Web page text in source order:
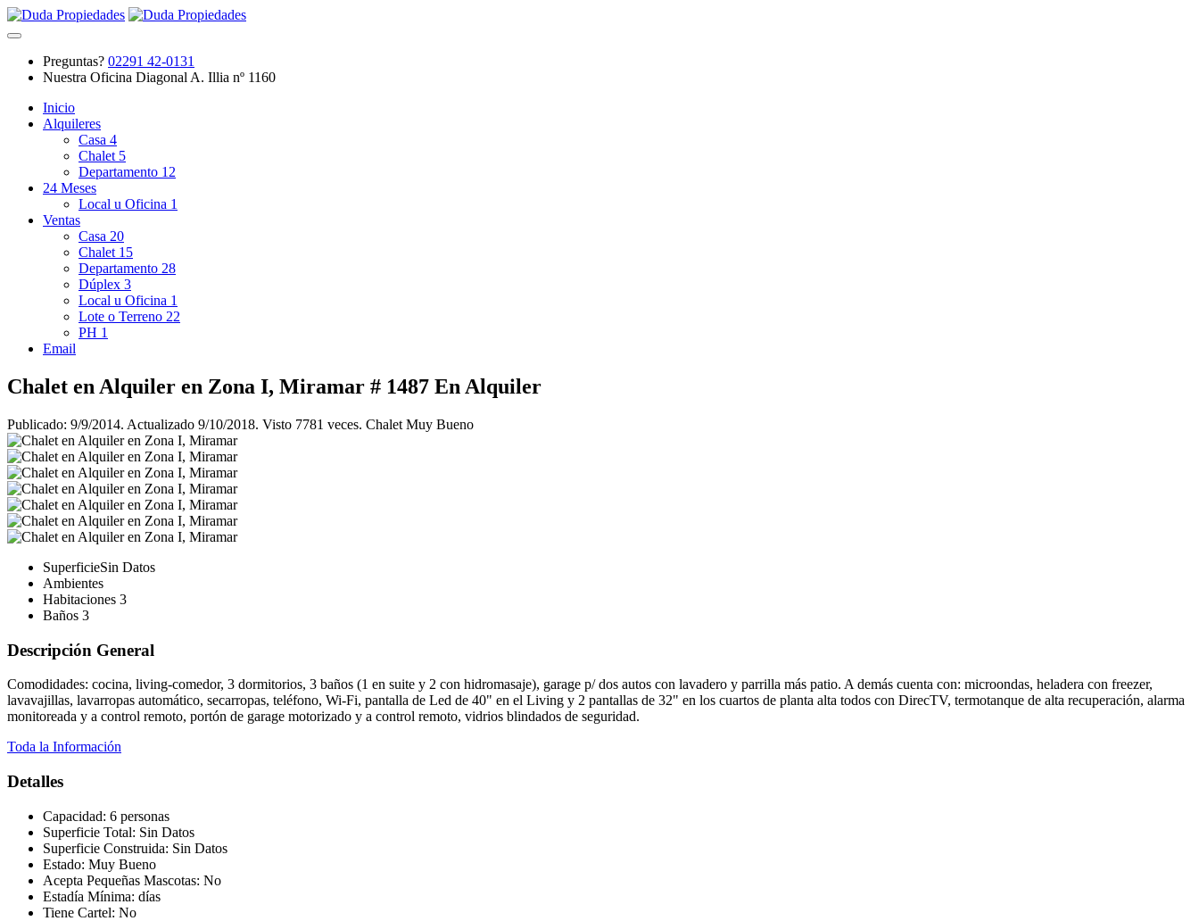
Preguntas? 02291 42-0131
Nuestra Oficina Diagonal A. Illia nº 1160
Inicio
Alquileres
Casa 4
Chalet 5
Departamento 12
24 Meses
Local u Oficina 1
Ventas
Casa 20
Chalet 15
Departamento 28
Dúplex 3
Local u Oficina 1
Lote o Terreno 22
PH 1
Email
Chalet en Alquiler en Zona I, Miramar # 1487 En Alquiler
Publicado: 9/9/2014. Actualizado 9/10/2018. Visto 7781 veces. Chalet Muy Bueno
SuperficieSin Datos
Ambientes
Habitaciones 3
Baños 3
Descripción General
Comodidades: cocina, living-comedor, 3 dormitorios, 3 baños (1 en suite y 2 con hidromasaje), garage p/ dos autos con lavadero y parrilla más patio. A demás cuenta con: microondas, heladera con freezer,
lavavajillas, lavarropas automático, secarropas, teléfono, Wi-Fi, pantalla de Led de 40" en el Living y 2 pantallas de 32" en los cuartos de planta alta todos con DirecTV, termotanque de alta recuperación, alarma
monitoreada y a control remoto, portón de garage motorizado y a control remoto, vidrios blindados de seguridad.
Toda la Información
Detalles
Capacidad: 6 personas
Superficie Total: Sin Datos
Superficie Construida: Sin Datos
Estado: Muy Bueno
Acepta Pequeñas Mascotas: No
Estadía Mínima: días
Tiene Cartel: No